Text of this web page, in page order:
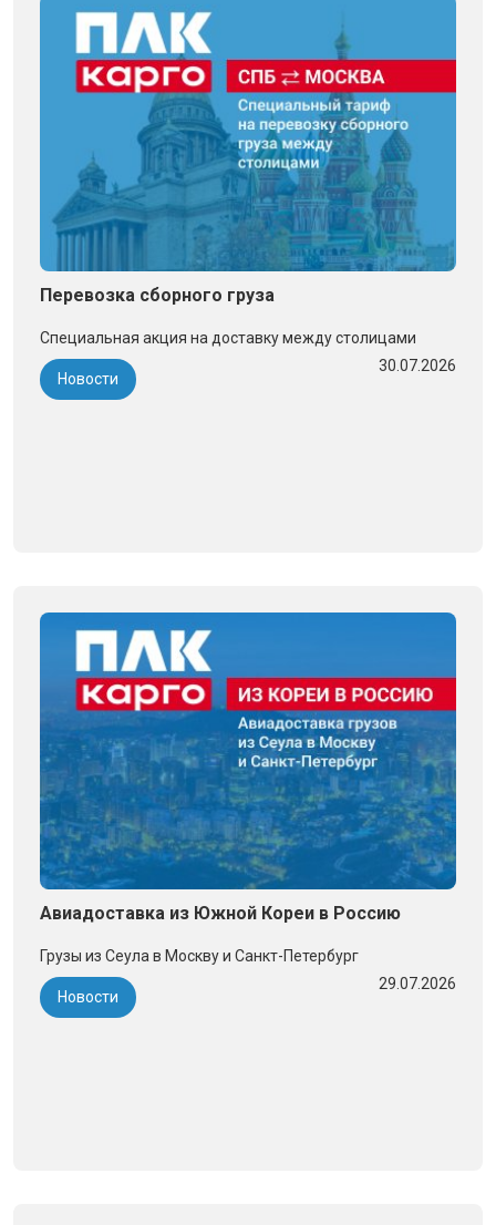
Перевозка сборного груза
Специальная акция на доставку между столицами
Новости
30.07.2026
Авиадоставка из Южной Кореи в Россию
Грузы из Сеула в Москву и Санкт-Петербург
Новости
29.07.2026